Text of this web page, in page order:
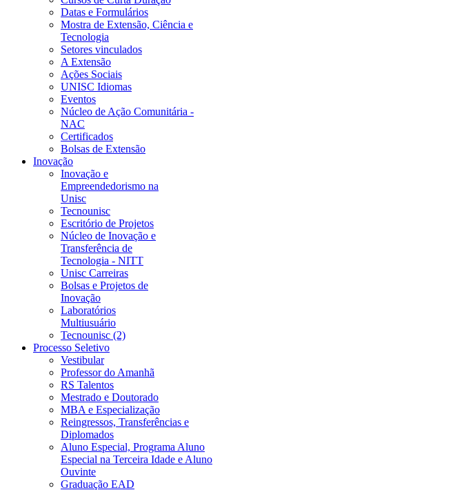
Datas e Formulários
Mostra de Extensão, Ciência e
Tecnologia
Setores vinculados
A Extensão
Ações Sociais
UNISC Idiomas
Eventos
Núcleo de Ação Comunitária -
NAC
Certificados
Bolsas de Extensão
Inovação
Inovação e
Empreendedorismo na
Unisc
Tecnounisc
Escritório de Projetos
Núcleo de Inovação e
Transferência de
Tecnologia - NITT
Unisc Carreiras
Bolsas e Projetos de
Inovação
Laboratórios
Multiusuário
Tecnounisc (2)
Processo Seletivo
Vestibular
Professor do Amanhã
RS Talentos
Mestrado e Doutorado
MBA e Especialização
Reingressos, Transferências e
Diplomados
Aluno Especial, Programa Aluno
Especial na Terceira Idade e Aluno
Ouvinte
Graduação EAD